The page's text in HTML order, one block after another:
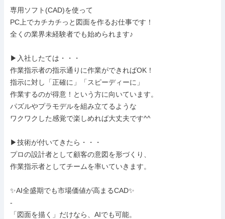
専用ソフト(CAD)を使って
PC上でカチカチっと図面を作るお仕事です！
全くの業界未経験者でも始められます♪
▶︎入社したては・・・
作業指示者の指示通りに作業ができればOK！
指示に対し「正確に」「スピーディーに」
作業するのが得意！という方に向いています。
パズルやプラモデルを組み立てるような
ワクワクした感覚で楽しめれば大丈夫です^^
▶︎技術が付いてきたら・・・
プロの設計者として顧客の意図を形づくり、
作業指示者としてチームを率いていきます。
✨AI全盛期でも市場価値が高まるCAD✨
-
「図面を描く」だけなら、AIでも可能。